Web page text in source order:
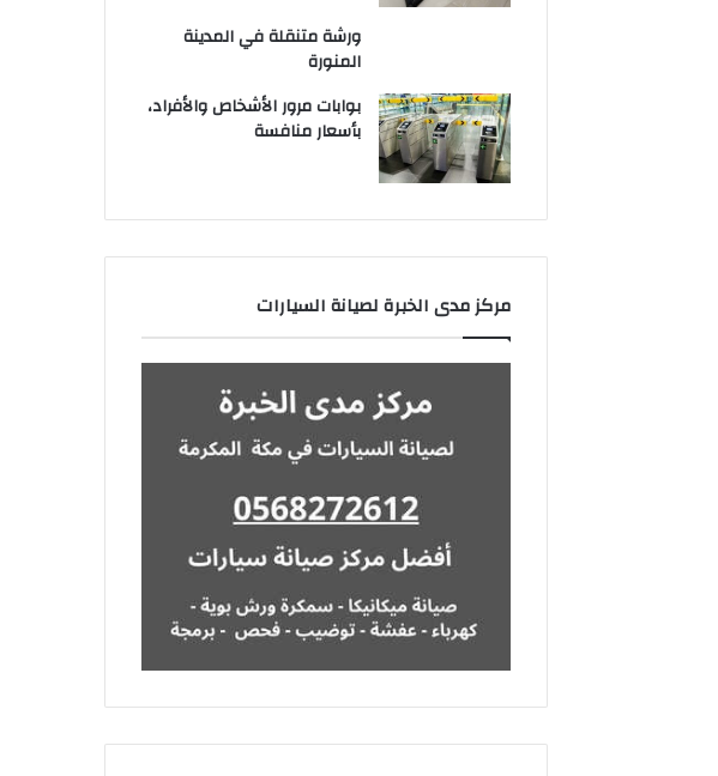
ورشة متنقلة في المدينة
المنورة
بوابات مرور الأشخاص والأفراد،
بأسعار منافسة
مركز مدى الخبرة لصيانة السيارات